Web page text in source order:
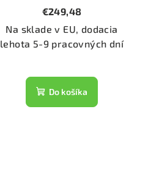
(GD1928) (priemer 258mm)
€249,48
Na sklade v EU, dodacia
lehota 5-9 pracovných dní
Do košíka